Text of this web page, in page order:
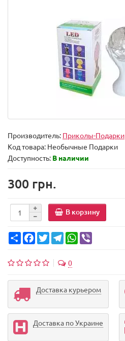
Производитель: Приколы-Подарки
Код товара: Необычные Подарки
Доступность: В наличии
300 грн.
В корзину
Share FacebookTwitterTelegramWhatsApp
0
Доставка курьером
Доставка по Украине